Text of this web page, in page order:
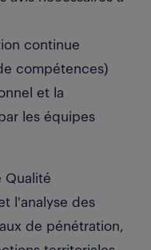
continue
compétences)
et la
les équipes
Qualité
l'analyse des
de pénétration,